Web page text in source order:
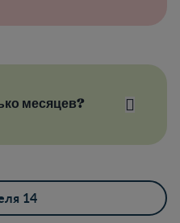
месяцев?
14